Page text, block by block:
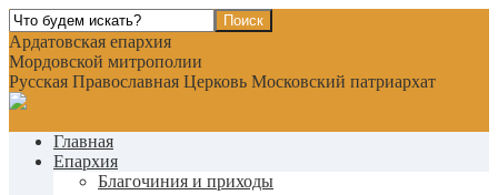
Ардатовская епархия
Мордовской митрополии
Русская Православная Церковь Московский патриархат
Главная
Епархия
Благочиния и приходы